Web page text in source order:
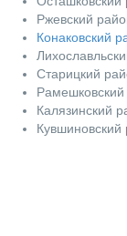
Ржевский
Конаковский
Старицкий
Рамешковский
Калязинский
Кувшиновский